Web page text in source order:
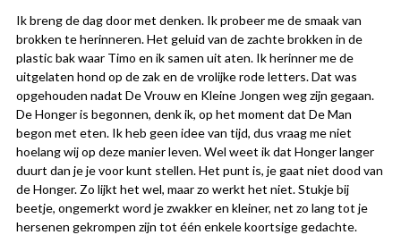
Ik breng de dag door met denken. Ik probeer me de smaak van
brokken te herinneren. Het geluid van de zachte brokken in de
plastic bak waar Timo en ik samen uit aten. Ik herinner me de
uitgelaten hond op de zak en de vrolijke rode letters. Dat was
opgehouden nadat De Vrouw en Kleine Jongen weg zijn gegaan.
De Honger is begonnen, denk ik, op het moment dat De Man
begon met eten. Ik heb geen idee van tijd, dus vraag me niet
hoelang wij op deze manier leven. Wel weet ik dat Honger langer
duurt dan je je voor kunt stellen. Het punt is, je gaat niet dood van
de Honger. Zo lijkt het wel, maar zo werkt het niet. Stukje bij
beetje, ongemerkt word je zwakker en kleiner, net zo lang tot je
hersenen gekrompen zijn tot één enkele koortsige gedachte.